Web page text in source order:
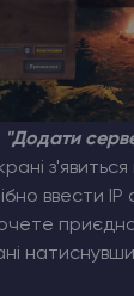
"Додати
з'явиться
ввести
натиснувши